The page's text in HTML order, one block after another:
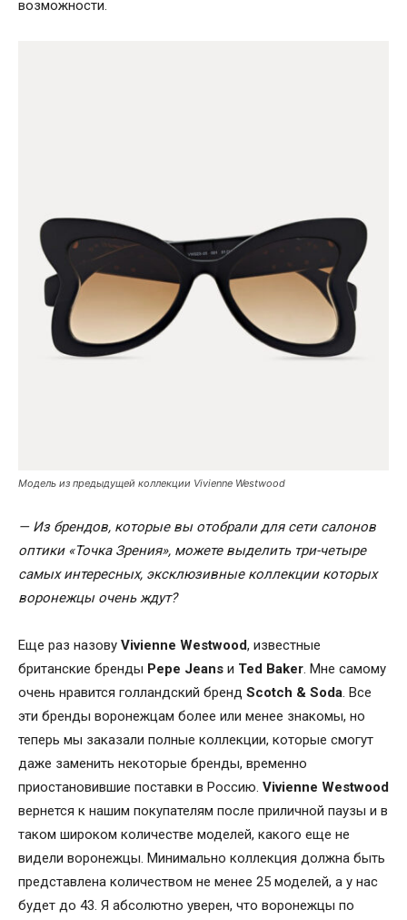
возможности.
Модель из предыдущей коллекции Vivienne Westwood
— Из брендов, которые вы отобрали для сети салонов
оптики «Точка Зрения», можете выделить три-четыре
самых интересных, эксклюзивные коллекции которых
воронежцыочень ждут?
Еще раз назову Vivienne Westwood, известные
британские бренды Pepe Jeans и Ted Baker. Мне самому
очень нравится голландский бренд Scotch & Soda. Все
эти бренды воронежцам более или менее знакомы, но
теперь мы заказали полные коллекции, которые смогут
даже заменить некоторые бренды, временно
приостановившие поставки в Россию. Vivienne Westwood
вернется к нашим покупателям после приличной паузы и в
таком широком количестве моделей, какого еще не
видели воронежцы. Минимально коллекция должна быть
представлена количеством не менее 25 моделей, а у нас
будет до 43. Я абсолютно уверен, что воронежцы по